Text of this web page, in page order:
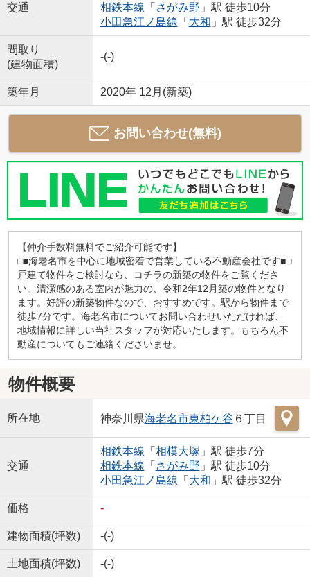
交通
相鉄本線 「 さがみ野 」駅 徒歩10分
小田急江ノ島線 「 大和 」駅 徒歩32分
間取り
(建物面積)
-(-)
築年月 2020年 12月(新築)
お問い合わせ(無料)
【仲介手数料無料でご紹介可能です】
□■海老名市を中心に地域密着で営業している不動産会社です■□
戸建て物件をご検討なら、コチラの新築の物件をご覧くださ
い。清潔感のある室内が魅力の、令和2年12月築の物件となり
ます。好評の新築物件なので、おすすめです。駅から物件まで
徒歩7分です。海老名市についてお問い合わせいただければ、
地域情報に詳しい当社スタッフが対応いたします。もちろん不
動産についてもご連絡くださいませ。
物件概要
所在地 神奈川県海老名市東柏ケ谷 ６丁目
交通
相鉄本線 「 相模大塚 」駅 徒歩7分
相鉄本線 「 さがみ野 」駅 徒歩10分
小田急江ノ島線 「 大和 」駅 徒歩32分
価格 -
建物面積(坪数) -(-)
土地面積(坪数) -(-)